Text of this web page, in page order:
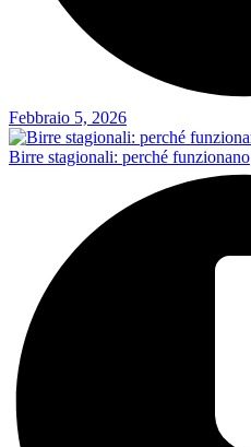
Febbraio 5, 2026
Birre stagionali: perché funzionano